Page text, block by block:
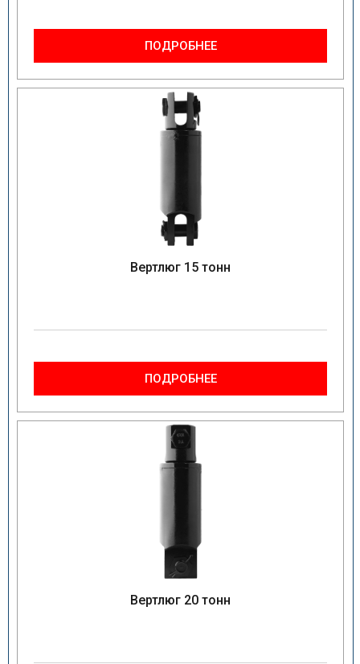
ПОДРОБНЕЕ
Вертлюг 15 тонн
ПОДРОБНЕЕ
Вертлюг 20 тонн